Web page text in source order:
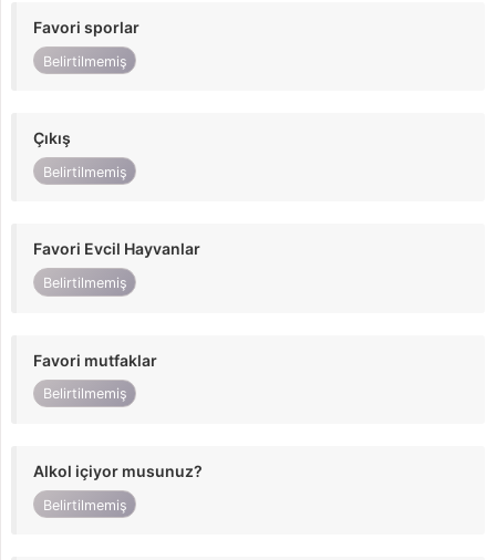
Favori sporlar
Belirtilmemiş
Çıkış
Belirtilmemiş
Favori Evcil Hayvanlar
Belirtilmemiş
Favori mutfaklar
Belirtilmemiş
Alkol içiyor musunuz?
Belirtilmemiş